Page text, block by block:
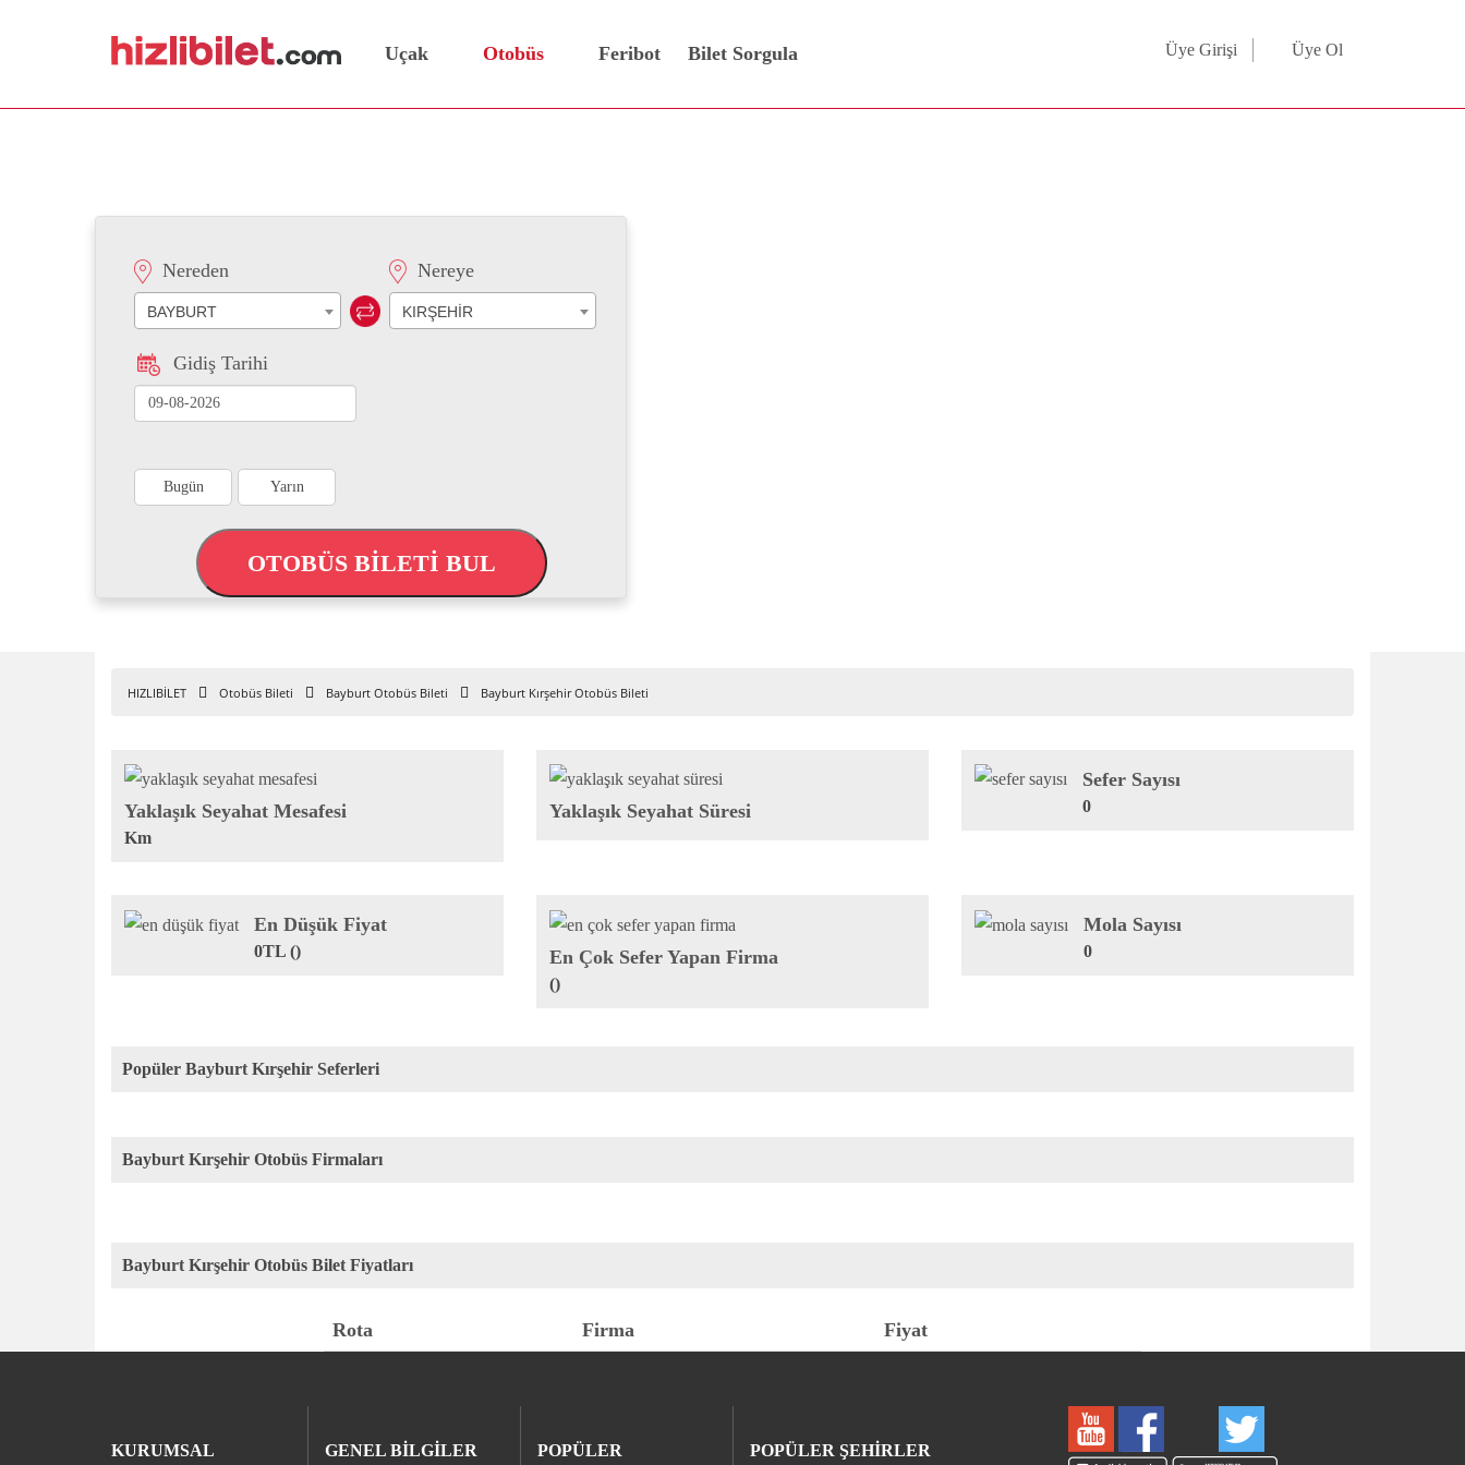
Uçak Otobüs Feribot Bilet Sorgula Üye Girişi Üye Ol
Nereden
BAYBURT
Nereye
KIRŞEHİR
Gidiş Tarihi
Bugün Yarın
OTOBÜS BİLETİ BUL
HIZLIBİLET Otobüs Bileti Bayburt Otobüs Bileti Bayburt Kırşehir Otobüs Bileti
Yaklaşık Seyahat Mesafesi
Km
Yaklaşık Seyahat Süresi
Sefer Sayısı
0
En Düşük Fiyat
0TL () En Çok Sefer Yapan Firma
()
Mola Sayısı
0
Popüler Bayburt Kırşehir Seferleri
Bayburt Kırşehir Otobüs Firmaları
Bayburt Kırşehir Otobüs Bilet Fiyatları
Rota Firma Fiyat
KURUMSAL GENEL BİLGİLER POPÜLER POPÜLER ŞEHİRLER